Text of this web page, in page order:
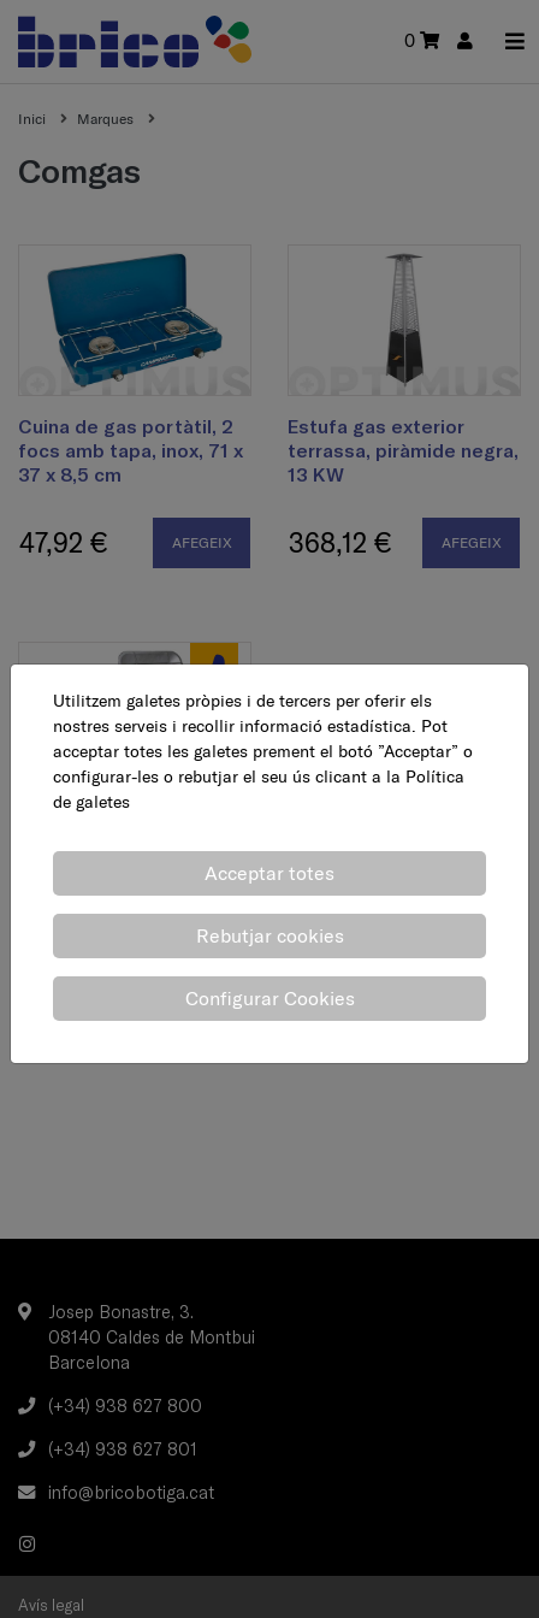
0
Inici Marques
comgas
Cuina de gas portàtil, 2
focs amb tapa, inox, 71 x
37 x 8,5 cm
47,92 € AFEGEIX
Estufa gas exterior
terrassa, piràmide negra,
13 KW
368,12 € AFEGEIX
infrarojos, 2,7 - 5 kW
51,95 € AFEGEIX
Josep Bonastre, 3.
08140 Caldes de Montbui
Barcelona
(+34) 938 627 800
(+34) 938 627 801
info@bricobotiga.cat
Avís legal
Utilitzem galetes pròpies i de tercers per oferir els
nostres serveis i recollir informació estadística. Pot
acceptar totes les galetes prement el botó ”Acceptar” o
configurar-les o rebutjar el seu ús clicant a la Política
de galetes
Acceptar totes
Rebutjar cookies
Configurar Cookies